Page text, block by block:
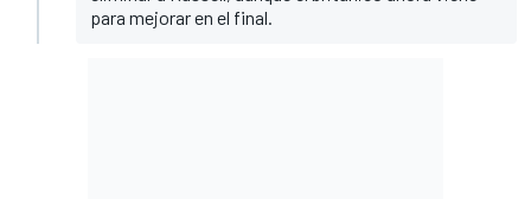
para mejorar en el final.